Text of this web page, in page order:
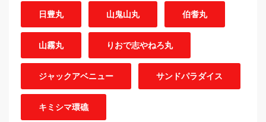
日豊丸 山鬼山丸 伯耆丸
山霧丸 りおで志やねろ丸
ジャックアベニュー サンドパラダイス
キミシマ環礁